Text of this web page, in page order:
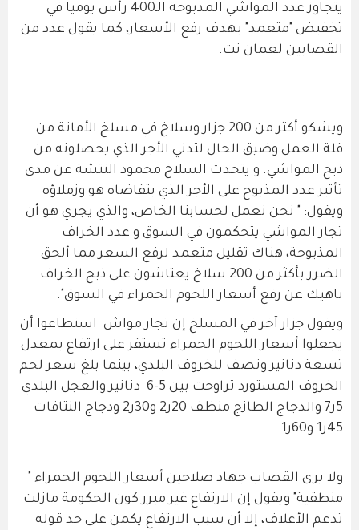
يتجاوز عدد المواشي المذبوحة الـ400 رأس يوميا في
تخفيض "متعمد" بهدف رفع الأسعار، كما يقول عدد من
القصابين لعمان نت.
ويشكو أكثر من 200 جزار وسلاخ في مسلخ الأمانة من
قلة العمل وضيق الحال لتدني الأجر الذي يحصلونه من
ذبح المواشي. و يتحدث السلاخ محمود النتشة عن مدى
تأثير عدد المذبوح على الأجر الذي يتقاضاه هو وزملاؤه
ويقول: " نحن نعمل لحسابنا الخاص، والذي يجري هو أن
تجار المواشي يتحكمون في السوق و عدد الخراف
المذبوحة، هناك تقليل متعمد لرفع السعر مما ألحق
الضرر بأكثر من 200 سلاخ يعتاشون على ذبح الخراف
ناهيك عن رفع أسعار اللحوم الحمراء في السوق".
ويقول جزار آخر في المسلخ إن تجار مواش استطاعوا أن
يجعلوا أسعار اللحوم الحمراء تستقر على ارتفاع بمعدل
تسعة دنانير ونصف للخروف البلدي، بينما بلغ سعر لحم
الخروف المستورد تراوحت بين 5-6 دنانير والعجل البلدي
5ر7 والدجاج الطازج منظف 20ر2 و30ر2 ودجاج النتافات
45ر1 و60ر1 .
ولا يرى القصاب جهاد صلاحين أسعار اللحوم الحمراء "
منطقية" ويقول إن الارتفاع غير مبرر كون الحكومة مازلت
تدعم الأعلاف، إلا أن سبب الارتفاع يكمن على حد قوله